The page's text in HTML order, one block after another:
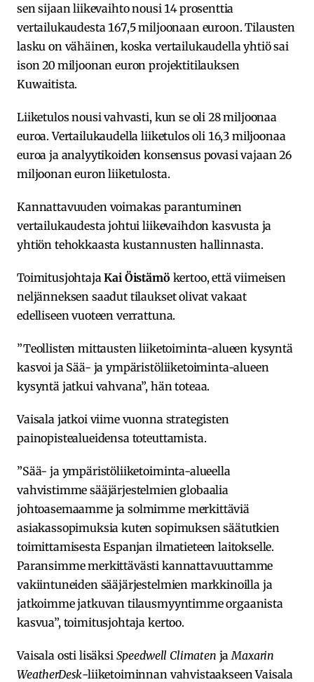
sen sijaan liikevaihto nousi 14 prosenttia
vertailukaudesta 167,5 miljoonaan euroon. Tilausten
lasku on vähäinen, koska vertailukaudella yhtiö sai
ison 20 miljoonan euron projektitilauksen
Kuwaitista.
Liiketulos nousi vahvasti, kun se oli 28 miljoonaa
euroa. Vertailukaudella liiketulos oli 16,3 miljoonaa
euroa ja analyytikoiden konsensus povasi vajaan 26
miljoonan euron liiketulosta.
Kannattavuuden voimakas parantuminen
vertailukaudesta johtui liikevaihdon kasvusta ja
yhtiön tehokkaasta kustannusten hallinnasta.
Toimitusjohtaja Kai Öistämö kertoo, että viimeisen
neljänneksen saadut tilaukset olivat vakaat
edelliseen vuoteen verrattuna.
”Teollisten mittausten liiketoiminta-alueen kysyntä
kasvoi ja Sää- ja ympäristöliiketoiminta-alueen
kysyntä jatkui vahvana”, hän toteaa.
Vaisala jatkoi viime vuonna strategisten
painopistealueidensa toteuttamista.
”Sää- ja ympäristöliiketoiminta-alueella
vahvistimme sääjärjestelmien globaalia
johtoasemaamme ja solmimme merkittäviä
asiakassopimuksia kuten sopimuksen säätutkien
toimittamisesta Espanjan ilmatieteen laitokselle.
Paransimme merkittävästi kannattavuuttamme
vakiintuneiden sääjärjestelmien markkinoilla ja
jatkoimme jatkuvan tilausmyyntimme orgaanista
kasvua”, toimitusjohtaja kertoo.
Vaisala osti lisäksi Speedwell Climaten ja Maxarin
WeatherDesk-liiketoiminnan vahvistaakseen Vaisala